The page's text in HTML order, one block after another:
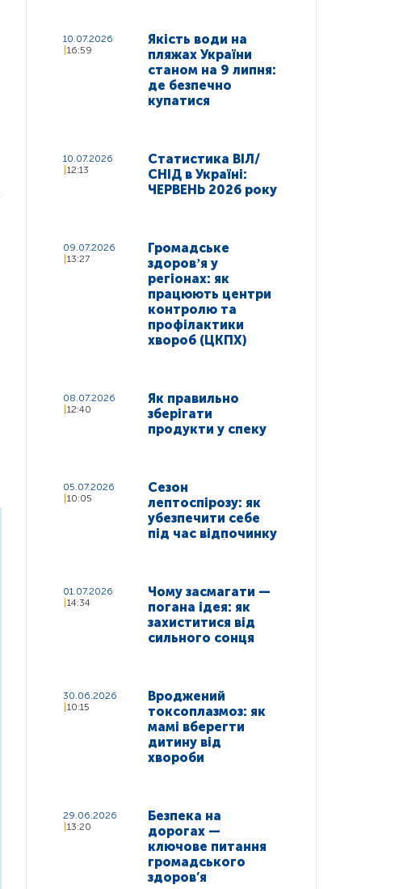
10.07.2026
16:59
Якість води на
пляжах України
станом на 9 липня:
де безпечно
купатися
10.07.2026
12:13
Статистика ВІЛ/
СНІД в Україні:
ЧЕРВЕНЬ 2026 року
09.07.2026
13:27
Громадське
здоровʼя у
регіонах: як
працюють центри
контролю та
профілактики
хвороб (ЦКПХ)
08.07.2026
12:40
Як правильно
зберігати
продукти у спеку
05.07.2026
10:05
Сезон
лептоспірозу: як
убезпечити себе
під час відпочинку
01.07.2026
14:34
Чому засмагати —
погана ідея: як
захиститися від
сильного сонця
30.06.2026
10:15
Вроджений
токсоплазмоз: як
мамі вберегти
дитину від
хвороби
29.06.2026
13:20
Безпека на
дорогах —
ключове питання
громадського
здоров’я